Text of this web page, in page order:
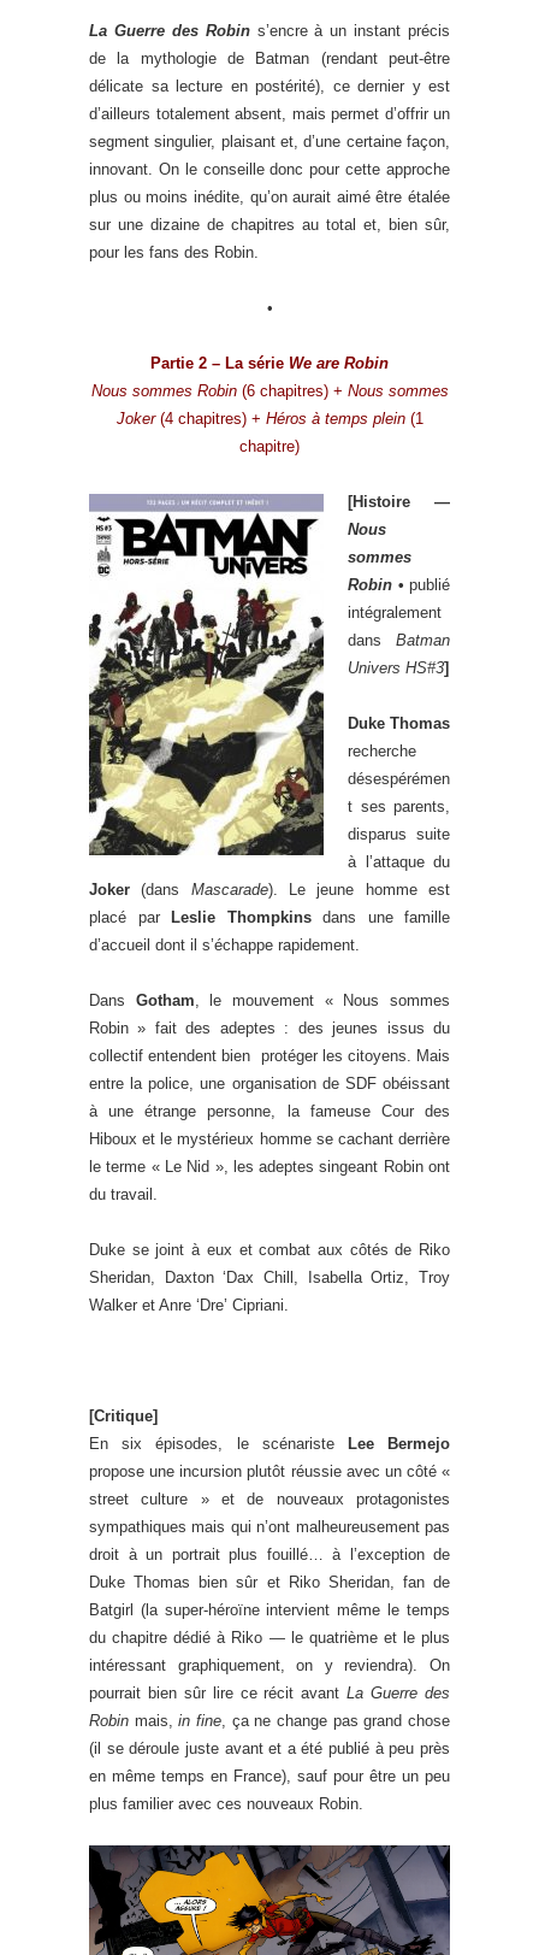
La Guerre des Robins’encre à un instant précis
de la mythologie de Batman (rendant peut-être
délicate sa lecture en postérité), ce dernier y est
d’ailleurs totalement absent, mais permet d’offrir un
segment singulier, plaisant et, d’une certaine façon,
innovant. On le conseille donc pour cette approche
plus ou moins inédite, qu’on aurait aimé être étalée
sur une dizaine de chapitres au total et, bien sûr,
pour les fans des Robin.
•
Partie 2 – La série We are Robin
Nous sommes Robin(6 chapitres) + Nous sommes
Joker(4 chapitres) + Héros à temps plein(1
chapitre)
[Histoire —
Nous
sommes
Robin • publié
intégralement
dans Batman
Univers HS#3]
Duke Thomas
recherche
désespérémen
t ses parents,
disparus suite
à l’attaque du
Joker (dans Mascarade). Le jeune homme est
placé par
Leslie Thompkinsdans une famille
d’accueil dont il s’échappe rapidement.
Dans Gotham, le mouvement « Nous sommes
Robin » fait des adeptes : des jeunes issus du
collectif entendent bien protéger les citoyens. Mais
entre la police, une organisation de SDF obéissant
à une étrange personne, la fameuse Cour des
Hiboux et le mystérieux homme se cachant derrière
le terme « Le Nid », les adeptes singeant Robin ont
du travail.
Duke se joint à eux et combat aux côtés de Riko
Sheridan, Daxton ‘Dax Chill, Isabella Ortiz, Troy
Walker et Anre ‘Dre’ Cipriani.
[Critique]
En six épisodes, le scénariste
Lee Bermejo
propose une incursion plutôt réussie avec un côté «
street culture » et de nouveaux protagonistes
sympathiques mais qui n’ont malheureusement pas
droit à un portrait plus fouillé… à l’exception de
Duke Thomas bien sûr et Riko Sheridan, fan de
Batgirl (la super-héroïne intervient même le temps
du chapitre dédié à Riko — le quatrième et le plus
intéressant graphiquement, on y reviendra). On
pourrait bien sûr lire ce récit avantLa Guerre des
Robin mais,in fine, ça ne change pas grand chose
(il se déroule juste avant et a été publié à peu près
en même temps en France), sauf pour être un peu
plus familier avec ces nouveaux Robin.